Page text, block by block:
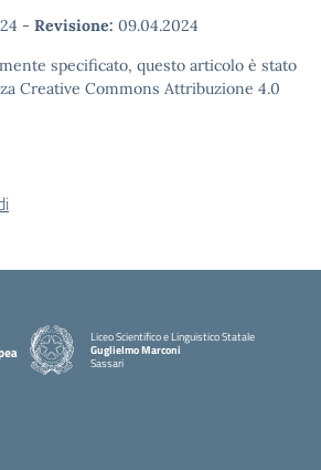
- Revisione: 09.04.2024
specificato, questo articolo è stato
Creative Commons Attribuzione 4.0
Liceo Scientifico e Linguistico Statale
Guglielmo Marconi
Sassari